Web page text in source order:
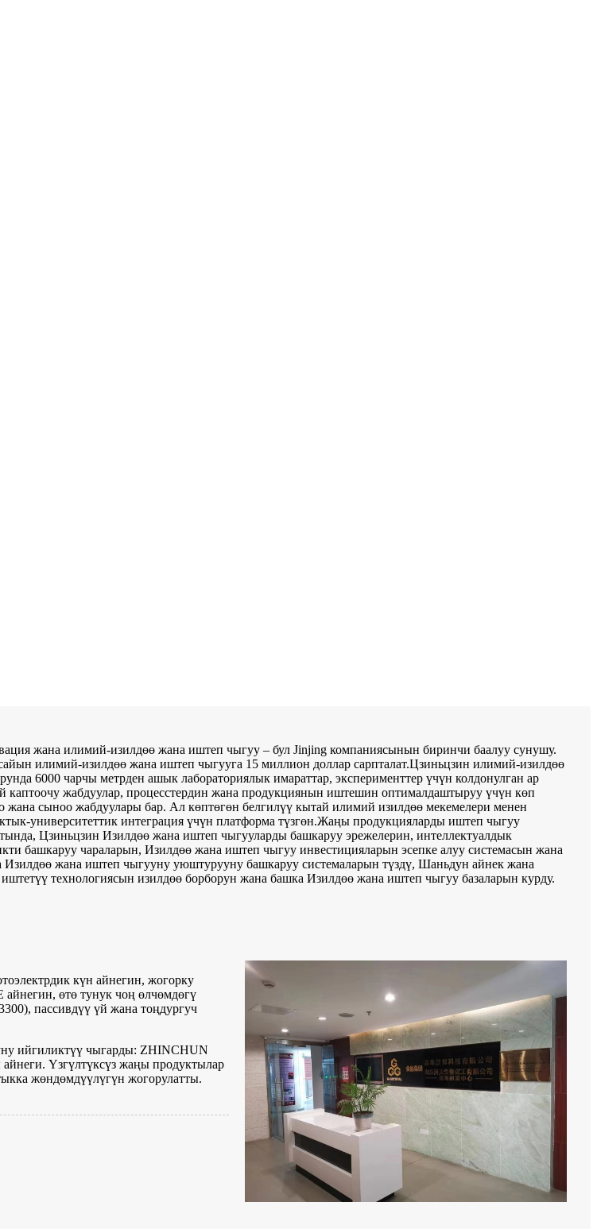
жана илимий-изилдөө жана иштеп чыгуу – бул Jinjing компаниясынын биринчи баалуу сунушу.
илимий-изилдөө жана иштеп чыгууга 15 миллион доллар сарпталат.Цзиньцзин илимий-изилдөө
6000 чарчы метрден ашык лабораториялык имараттар, эксперименттер үчүн колдонулган ар
каптоочу жабдуулар, процесстердин жана продукциянын иштешин оптималдаштыруу үчүн көп
жана сыноо жабдуулары бар. Ал көптөгөн белгилүү кытай илимий изилдөө мекемелери менен
университеттик интеграция үчүн платформа түзгөн.Жаңы продукцияларды иштеп чыгуу
Цзиньцзин Изилдөө жана иштеп чыгууларды башкаруу эрежелерин, интеллектуалдык
башкаруу чараларын, Изилдөө жана иштеп чыгуу инвестицияларын эсепке алуу системасын жана
Изилдөө жана иштеп чыгууну уюштурууну башкаруу системаларын түздү, Шаньдун айнек жана
иштетүү технологиясын изилдөө борборун жана башка Изилдөө жана иштеп чыгуу базаларын курду.
күн айнегин, жогорку
өтө тунук чоң өлчөмдөгү
пассивдүү үй жана тоңдургуч
ийгиликтүү чыгарды: ZHINCHUN
Үзгүлтүксүз жаңы продуктылар
жөндөмдүүлүгүн жогорулатты.